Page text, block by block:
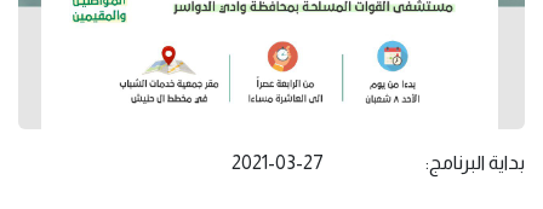
بداية البرنامج: 2021-03-27